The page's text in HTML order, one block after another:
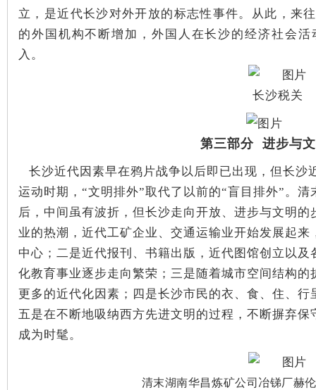
立，是近代长沙对外开放的标志性事件。 从此，来
的外国机构不断增加，外国人在长沙的经济社会
入。
长沙税关
第三部分 进步与
长沙近代因素早在鸦片战争以后即已出现，但长沙
运动时期，“文明排外”取代了以前的“盲目排外”。 清
后，中间虽有波折，但长沙走向开放、进步与文明的
业的热潮，近代工矿企业、交通运输业开始发展起
中心； 二是近代报刊、书籍出版，近代图馆创立以
化教育事业逐步走向繁荣； 三是随着城市空间结构的
更多的近代化因素； 四是长沙市民的衣、食、住、
五是在不断地吸纳西方先进文明的过程，不断摒弃
成为时髦。
清末湖南华昌炼矿公司冶锑厂赫